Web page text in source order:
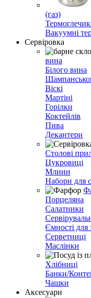
(газ)
Вакуумні
Сервіровка
вина
Білого вина
Віскі
Мартіні
Горілки
Коктейлів
Пива
Декантери
Столові
Цукровиці
Млини
Набори для
Порцеляна
Салатники
Ємності для
Серветниці
Маслінки
Хлібниці
Банки/
Чашки
Аксесуари